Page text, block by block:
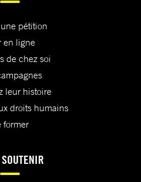
pétition
en ligne
de chez soi
leur histoire
droits humains
former